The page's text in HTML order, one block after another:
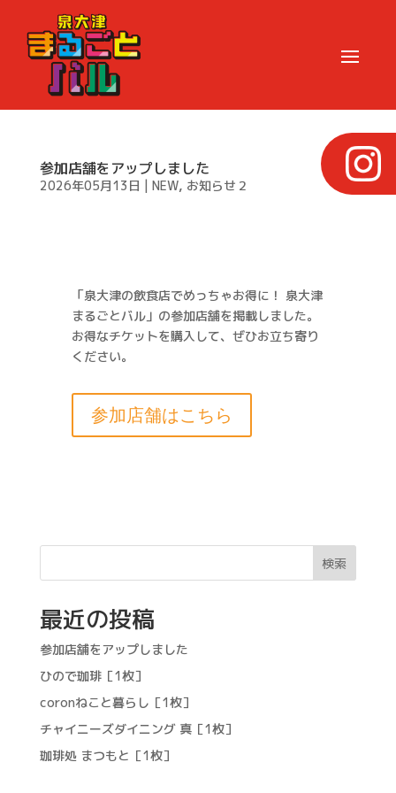
参加店舗をアップしました
2026年05月13日 NEW, お知らせ２
「泉大津の飲食店でめっちゃお得に！ 泉大津
まるごとバル」の参加店舗を掲載しました。
お得なチケットを購入して、ぜひお立ち寄り
ください。
参加店舗はこちら
検索
最近の投稿
参加店舗をアップしました
ひので珈琲［1枚］
coronねこと暮らし［1枚］
チャイニーズダイニング 真［1枚］
珈琲処 まつもと［1枚］